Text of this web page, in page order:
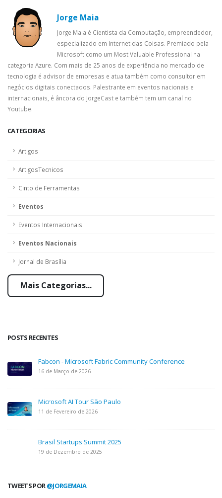
CATEGORIAS
Artigos
ArtigosTecnicos
Cinto de Ferramentas
Eventos
Eventos Internacionais
Eventos Nacionais
Jornal de Brasília
Mais Categorias...
POSTS RECENTES
Fabcon - Microsoft Fabric Community Conference
16 de Março de 2026
Microsoft AI Tour São Paulo
11 de Fevereiro de 2026
Brasil Startups Summit 2025
19 de Dezembro de 2025
TWEETS POR@JORGEMAIA
Jorge Maia
Jorge Maia é Cientista da Computação, empreendedor,
especializado em Internet das Coisas. Premiado pela
Microsoft como um Most Valuable Professional na
categoria Azure. Com mais de 25 anos de experiência no mercado de
tecnologia é advisor de empresas e atua também como consultor em
negócios digitais conectados. Palestrante em eventos nacionais e
internacionais, é âncora do JorgeCast e também tem um canal no
Youtube.